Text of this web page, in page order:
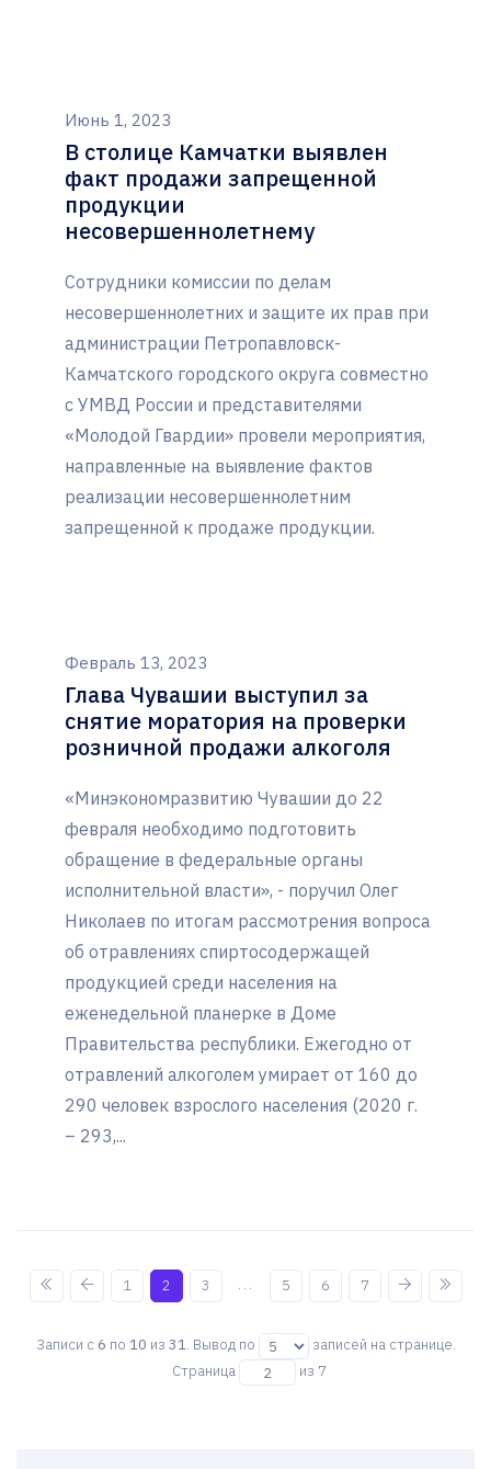
Июнь 1, 2023
В столице Камчатки выявлен
факт продажи запрещенной
продукции
несовершеннолетнему
Сотрудники комиссии по делам
несовершеннолетних и защите их прав при
администрации Петропавловск-
Камчатского городского округа совместно
с УМВД России и представителями
«Молодой Гвардии» провели мероприятия,
направленные на выявление фактов
реализации несовершеннолетним
запрещенной к продаже продукции.
Февраль 13, 2023
Глава Чувашии выступил за
снятие моратория на проверки
розничной продажи алкоголя
«Минэкономразвитию Чувашии до 22
февраля необходимо подготовить
обращение в федеральные органы
исполнительной власти», - поручил Олег
Николаев по итогам рассмотрения вопроса
об отравлениях спиртосодержащей
продукцией среди населения на
еженедельной планерке в Доме
Правительства республики. Ежегодно от
отравлений алкоголем умирает от 160 до
290 человек взрослого населения (2020 г.
– 293,...
1 2 3 ... 5 6 7
Записи с 6 по 10 из 31. Вывод по
записей на странице.
Страница
из 7